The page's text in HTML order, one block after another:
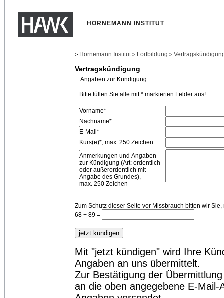
HORNEMANN INSTITUT
> Hornemann Institut > Fortbildung >
Vertragskündigung
Angaben zur Kündigung
Bitte füllen Sie alle mit * markierten Felder aus!
Vorname*
Nachname*
E-Mail*
Kurs(e)*, max. 250 Zeichen
Anmerkungen und Angaben
zur Kündigung (Art: ordentlich
oder außer­ordentlich mit
Angabe des Grundes),
max. 250 Zeichen
Zum Schutz dieser Seite vor Missbrauch bitten wir
68 + 89 =
Mit "jetzt kündigen" wird Ihre
Angaben an uns übermittelt.
Zur Bestätigung der
an die oben angegebene E-